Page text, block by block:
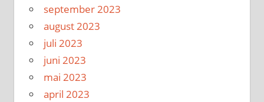
september 2023
august 2023
juli 2023
juni 2023
mai 2023
april 2023